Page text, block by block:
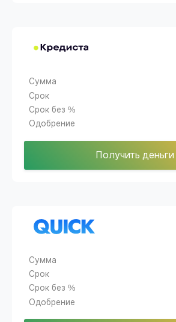
Сумма
Срок
Срок без %
Одобрение
Получить деньги
Сумма
Срок
Срок без %
Одобрение